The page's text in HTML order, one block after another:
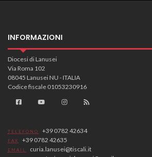
INFORMAZIONI
Diocesi di Lanusei
Via Roma 102
08045 Lanusei NU - ITALIA
Codice fiscale 01053230916
TELEFONO +39 0782 42634
FAX +39 0782 42635
EMAIL curia.lanusei@tiscali.it